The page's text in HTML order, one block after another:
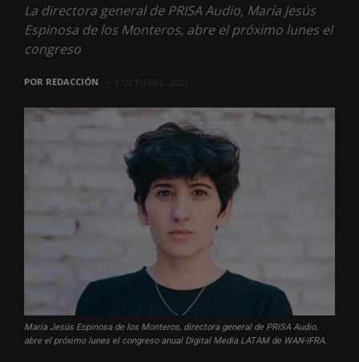
La directora general de PRISA Audio, María Jesús
Espinosa de los Monteros, abre el próximo lunes el
congreso
POR REDACCIÓN
María Jesús Espinosa de los Monteros, directora general de PRISA Audio,
abre el próximo lunes el congreso anual Digital Media LATAM de WAN-IFRA.